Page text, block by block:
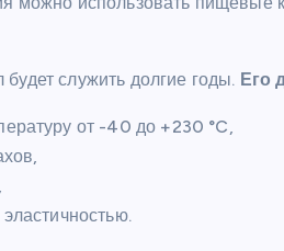
служить долгие годы. Его
от -40 до +230 °C,